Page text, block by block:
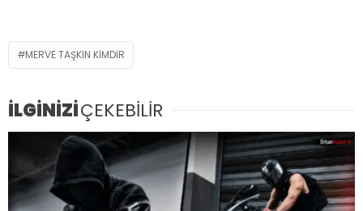
MERVE TAŞKIN KIMDIR
İLGİNİZİÇEKEBİLİR